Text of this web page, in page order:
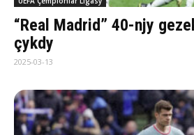
“Real Madrid” 40-njy
çykdy
2025-03-13